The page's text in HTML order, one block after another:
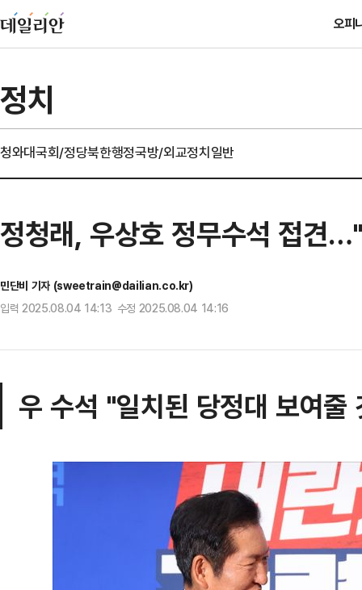
오피
정치
청와대국회/정당북한행정국방/외교정치일반
정청래, 우상호 정무수석 접견
민단비 기자 (sweetrain@dailian.co.kr)
입력 2025.08.04 14:13 수정 2025.08.04 14:16
우 수석 "일치된 당정대 보여줄